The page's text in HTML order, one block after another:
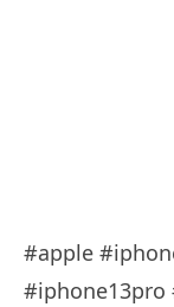
#apple
#iphone13pro